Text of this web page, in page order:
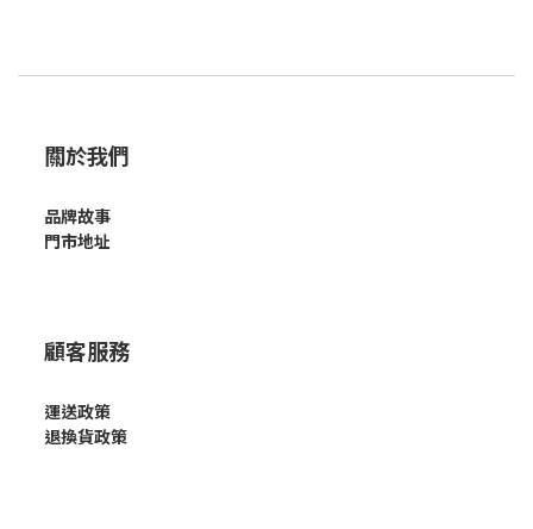
關於我們
品牌故事
門市地址
顧客服務
運送政策
退換貨政策